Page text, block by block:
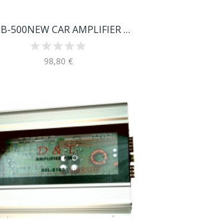
XXL B-500NEW CAR AMPLIFIER 500W
98,80 €